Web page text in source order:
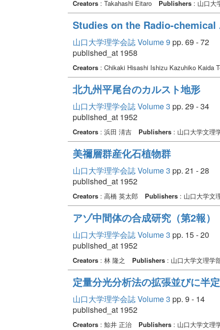
Creators: Takahashi Eitaro Publishers: 山口大
Studies on the Radio-chemical
山口大学理学会誌 Volume 9 pp. 69 - 72
published_at 1958
Creators: Chikaki Hisashi Ishizu Kazuhiko Kaida
北九州平尾台のカルスト地形
山口大学理学会誌 Volume 3 pp. 29 - 34
published_at 1952
Creators: 浜田 淸吉 Publishers: 山口大学文理
美禰層群産化石植物群
山口大学理学会誌 Volume 3 pp. 21 - 28
published_at 1952
Creators: 高橋 英太郎 Publishers: 山口大学文
アゾ中間体の合成研究（第2報）
山口大学理学会誌 Volume 3 pp. 15 - 20
published_at 1952
Creators: 林 隆之 Publishers: 山口大学文理学
定量分光分析法の拡張並びに半
山口大学理学会誌 Volume 3 pp. 9 - 14
published_at 1952
Creators: 鯨井 正治 Publishers: 山口大学文理